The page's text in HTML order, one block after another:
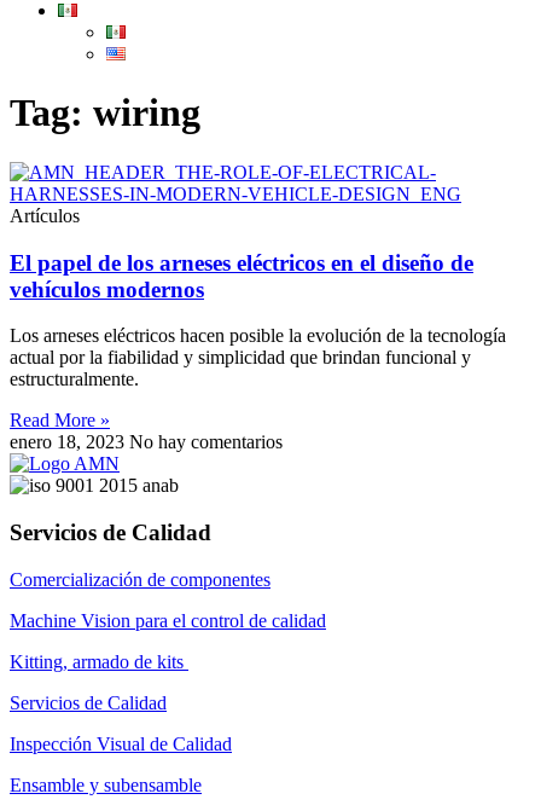
Tag: wiring
Artículos
El papel de los arneses eléctricos en el diseño de
vehículos modernos
Los arneses eléctricos hacen posible la evolución de la tecnología
actual por la fiabilidad y simplicidad que brindan funcional y
estructuralmente.
Read More »
enero 18, 2023 No hay comentarios
Servicios de Calidad
Comercialización de componentes
Machine Vision para el control de calidad
Kitting, armado de kits
Servicios de Calidad
Inspección Visual de Calidad
Ensamble y subensamble